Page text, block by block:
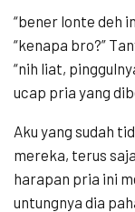
“bener lonte deh
“kenapa bro?”
“nih liat,
ucap pria yang
Aku yang sudah
mereka, terus
harapan pria ini
untungnya dia